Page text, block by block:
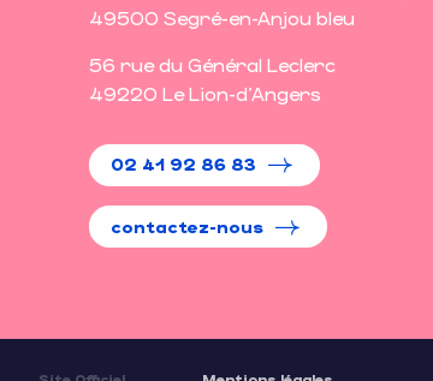
49500 Segré-en-Anjou bleu
56 rue du Général Leclerc
49220 Le Lion-d'Angers
02 41 92 86 83
contactez-nous